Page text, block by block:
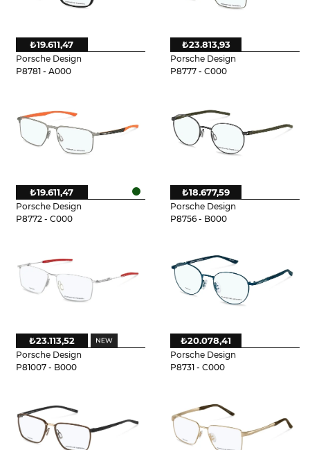
Porsche Design
P8781 - A000
₺19.611,47
Porsche Design
P8777 - C000
₺23.813,93
Porsche Design
P8772 - C000
₺19.611,47
Porsche Design
P8756 - B000
₺18.677,59
Porsche Design
P81007 - B000
₺23.113,52
Porsche Design
P8731 - C000
₺20.078,41